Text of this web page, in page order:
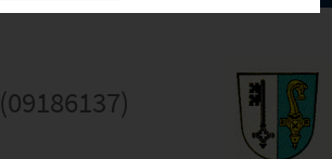
(09186137)